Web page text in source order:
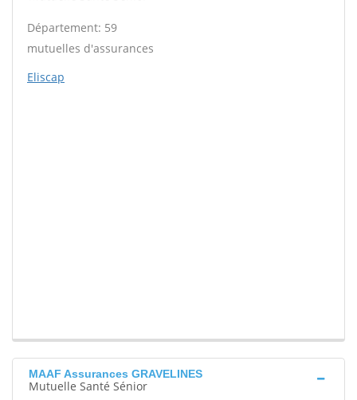
Département: 59
mutuelles d'assurances
Eliscap
MAAF Assurances GRAVELINES
Mutuelle Santé Sénior